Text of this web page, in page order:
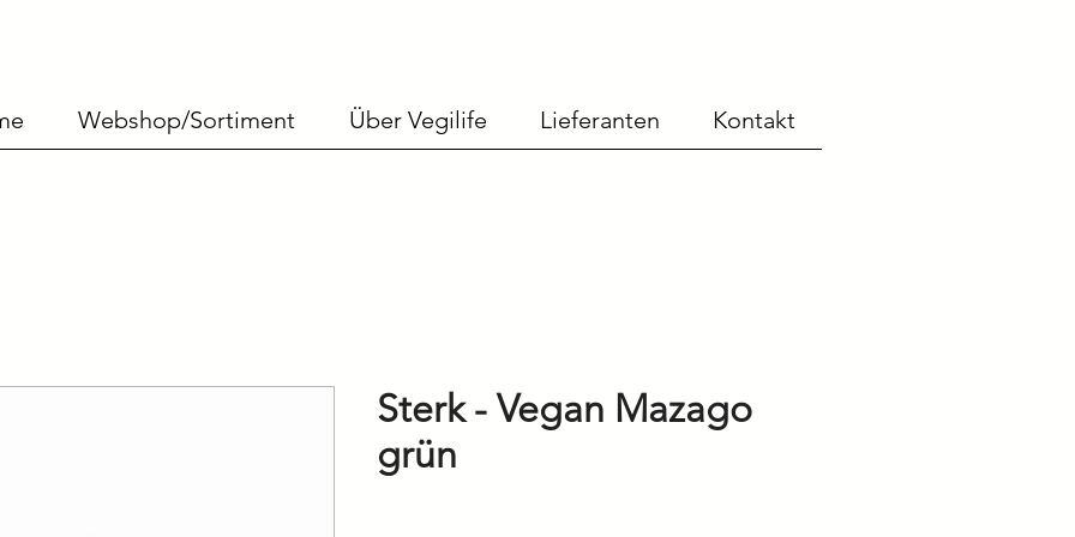
Webshop/Sortiment Über Vegilife Lieferanten Kontakt
Sterk - Vegan Mazago
grün